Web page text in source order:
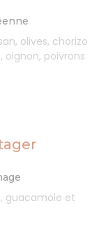
olives, chorizo
oignon, poivrons
guacamole et